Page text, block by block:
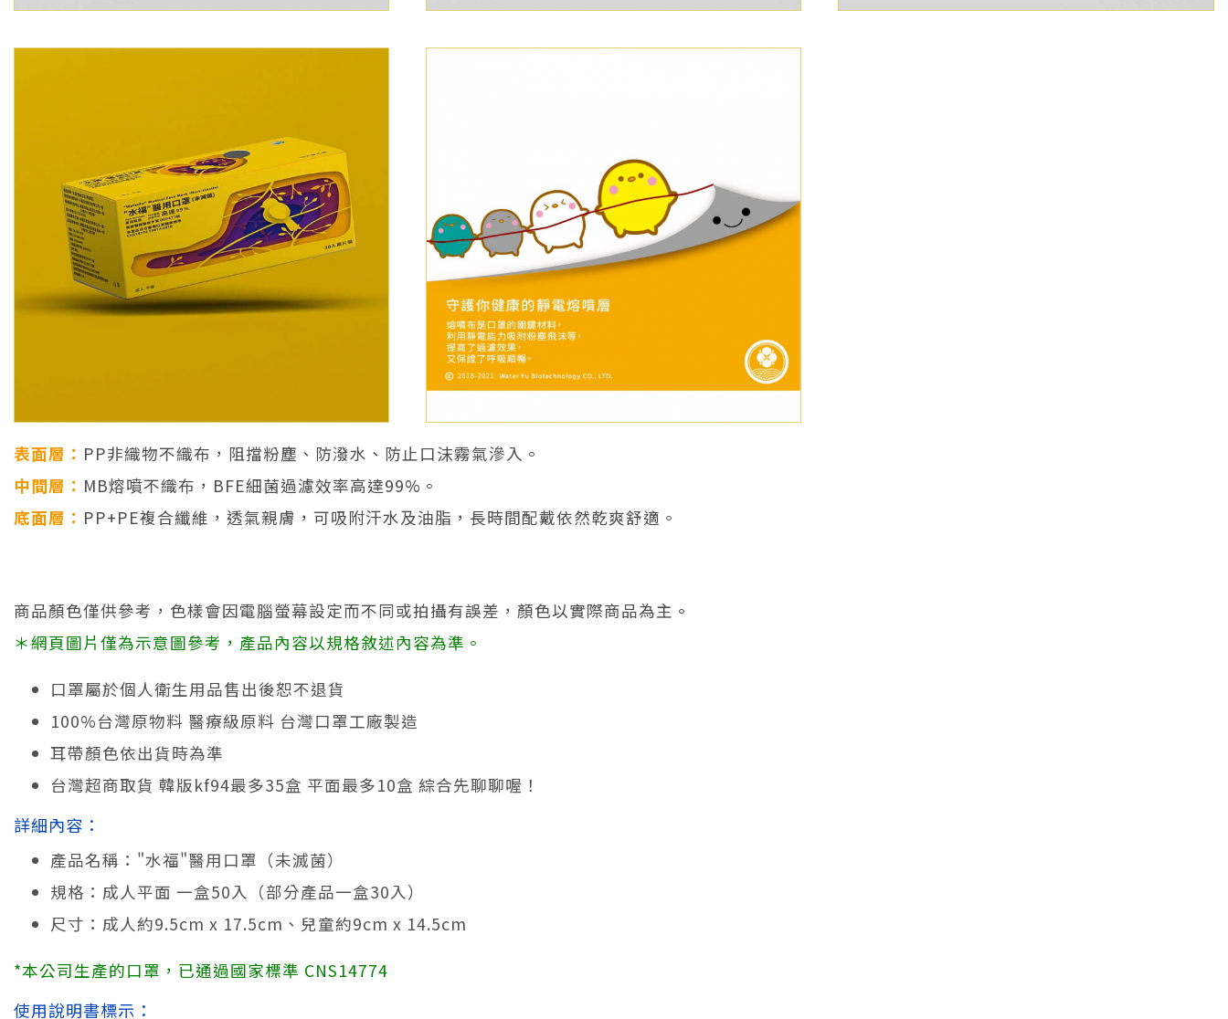
表面層： PP非織物不織布，阻擋粉塵、防潑水、防止口沫霧氣滲入。
中間層： MB熔噴不織布，BFE細菌過濾效率高達99%。
底面層： PP+PE複合纖維，透氣親膚，可吸附汗水及油脂，長時間配戴依然乾爽舒適。
商品顏色僅供參考，色樣會因電腦螢幕設定而不同或拍攝有誤差，顏色以實際商品為主。
＊網頁圖片僅為示意圖參考，產品內容以規格敘述內容為準。
口罩屬於個人衛生用品售出後恕不退貨
100%台灣原物料 醫療級原料 台灣口罩工廠製造
耳帶顏色依出貨時為準
台灣超商取貨 韓版kf94最多35盒 平面最多10盒 綜合先聊聊喔！
詳細內容：
產品名稱："水福"醫用口罩（未滅菌）
規格：成人平面 一盒50入（部分產品一盒30入）
尺寸：成人約9.5cm x 17.5cm、兒童約9cm x 14.5cm
*本公司生產的口罩，已通過國家標準 CNS14774
使用說明書標示：